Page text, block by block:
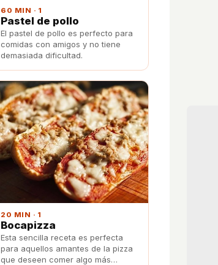
60 MIN · 1
Pastel de pollo
El pastel de pollo es perfecto para
comidas con amigos y no tiene
demasiada dificultad.
20 MIN · 1
Bocapizza
Esta sencilla receta es perfecta
para aquellos amantes de la pizza
que deseen comer algo más